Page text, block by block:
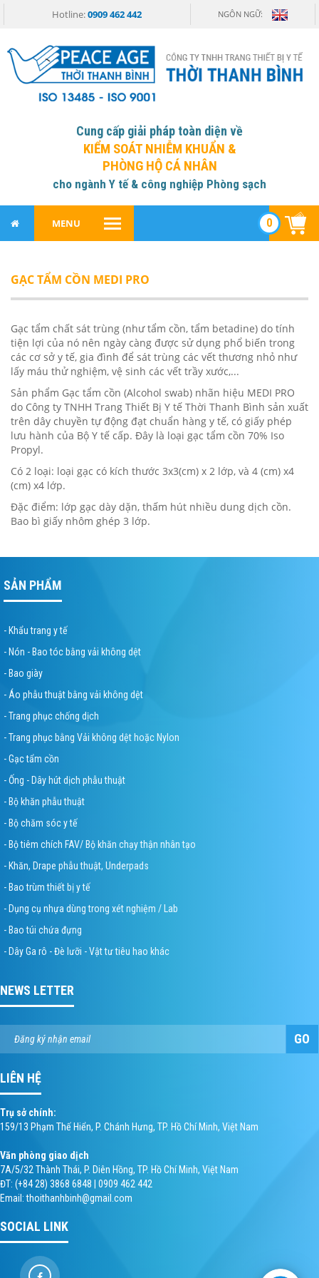
Hotline:0909 462 442 NGÔN NGỮ:
Cung cấp giải pháp toàn diện về
KIỂM SOÁT NHIỄM KHUẨN &
PHÒNG HỘ CÁ NHÂN
cho ngành Y tế & công nghiệp Phòng sạch
MENU 0
GẠC TẨM CỒN MEDI PRO
Gạc tẩm chất sát trùng (như tẩm cồn, tẩm betadine) do tính
tiện lợi của nó nên ngày càng được sử dụng phổ biến trong
các cơ sở y tế, gia đình để sát trùng các vết thương nhỏ như
lấy máu thử nghiệm, vệ sinh các vết trầy xước,...
Sản phẩm Gạc tẩm cồn (Alcohol swab) nhãn hiệu MEDI PRO
do Công ty TNHH Trang Thiết Bị Y tế Thời Thanh Bình sản xuất
trên dây chuyền tự động đạt chuẩn hàng y tế, có giấy phép
lưu hành của Bộ Y tế cấp. Đây là loại gạc tẩm cồn 70% Iso
Propyl.
Có 2 loại: loại gạc có kích thước 3x3(cm) x 2 lớp, và 4 (cm) x4
(cm) x4 lớp.
Đặc điểm: lớp gạc dày dặn, thấm hút nhiều dung dịch cồn.
Bao bì giấy nhôm ghép 3 lớp.
SẢN PHẨM
- Khẩu trang y tế
- Nón - Bao tóc bằng vải không dệt
- Bao giày
- Áo phẫu thuật bằng vải không dệt
- Trang phục chống dịch
- Trang phục bằng Vải không dệt hoặc Nylon
- Gạc tẩm cồn
- Ống - Dây hút dịch phẫu thuật
- Bộ khăn phẫu thuật
- Bộ chăm sóc y tế
- Bộ tiêm chích FAV/ Bộ khăn chạy thận nhân tạo
- Khăn, Drape phẫu thuật, Underpads
- Bao trùm thiết bị y tế
- Dụng cụ nhựa dùng trong xét nghiệm / Lab
- Bao túi chứa đựng
- Dây Ga rô - Đè lưỡi - Vật tư tiêu hao khác
NEWS LETTER
GO
LIÊN HỆ
Trụ sở chính:
159/13 Phạm Thế Hiển, P. Chánh Hưng, TP. Hồ Chí Minh, Việt Nam
Văn phòng giao dịch
7A/5/32 Thành Thái, P. Diên Hồng, TP. Hồ Chí Minh, Việt Nam
ĐT: (+84 28) 3868 6848 | 0909 462 442
Email: thoithanhbinh@gmail.com
SOCIAL LINK